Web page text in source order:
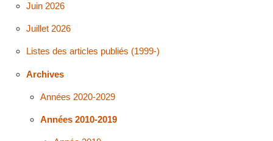
Juin 2026
Juillet 2026
Listes des articles publiés (1999-)
Archives
Années 2020-2029
Années 2010-2019